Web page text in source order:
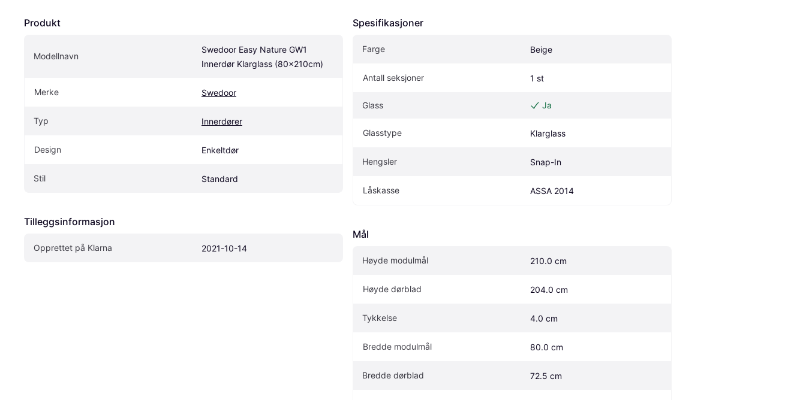
Produkt
Modellnavn
Swedoor Easy Nature GW1
Innerdør Klarglass (80x210cm)
Merke Swedoor
Typ Innerdører
Design Enkeltdør
Stil Standard
Tilleggsinformasjon
Opprettet på Klarna 2021-10-14
Spesifikasjoner
Farge Beige
Antall seksjoner 1 st
Glass Ja
Glasstype Klarglass
Hengsler Snap-In
Låskasse ASSA 2014
Mål
Høyde modulmål 210.0 cm
Høyde dørblad 204.0 cm
Tykkelse 4.0 cm
Bredde modulmål 80.0 cm
Bredde dørblad 72.5 cm